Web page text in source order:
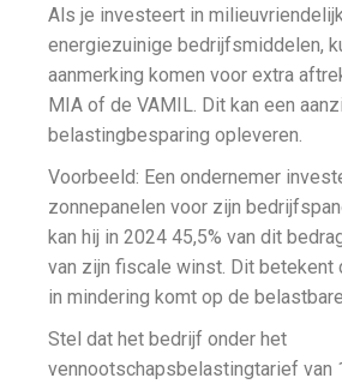
Als je investeert in
energiezuinige bedrijfsmiddelen,
aanmerking komen voor extra
MIA of de VAMIL. Dit kan een
belastingbesparing opleveren.
Voorbeeld: Een ondernemer
zonnepanelen voor zijn
kan hij in 2024 45,5% van dit
van zijn fiscale winst. Dit betekent
in mindering komt op de
Stel dat het bedrijf onder het
vennootschapsbelastingtarief van